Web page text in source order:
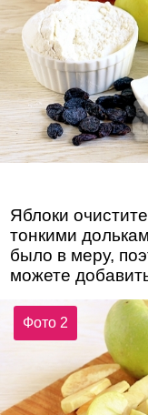
Яблоки
тонкими
было в меру,
можете
Фото 2